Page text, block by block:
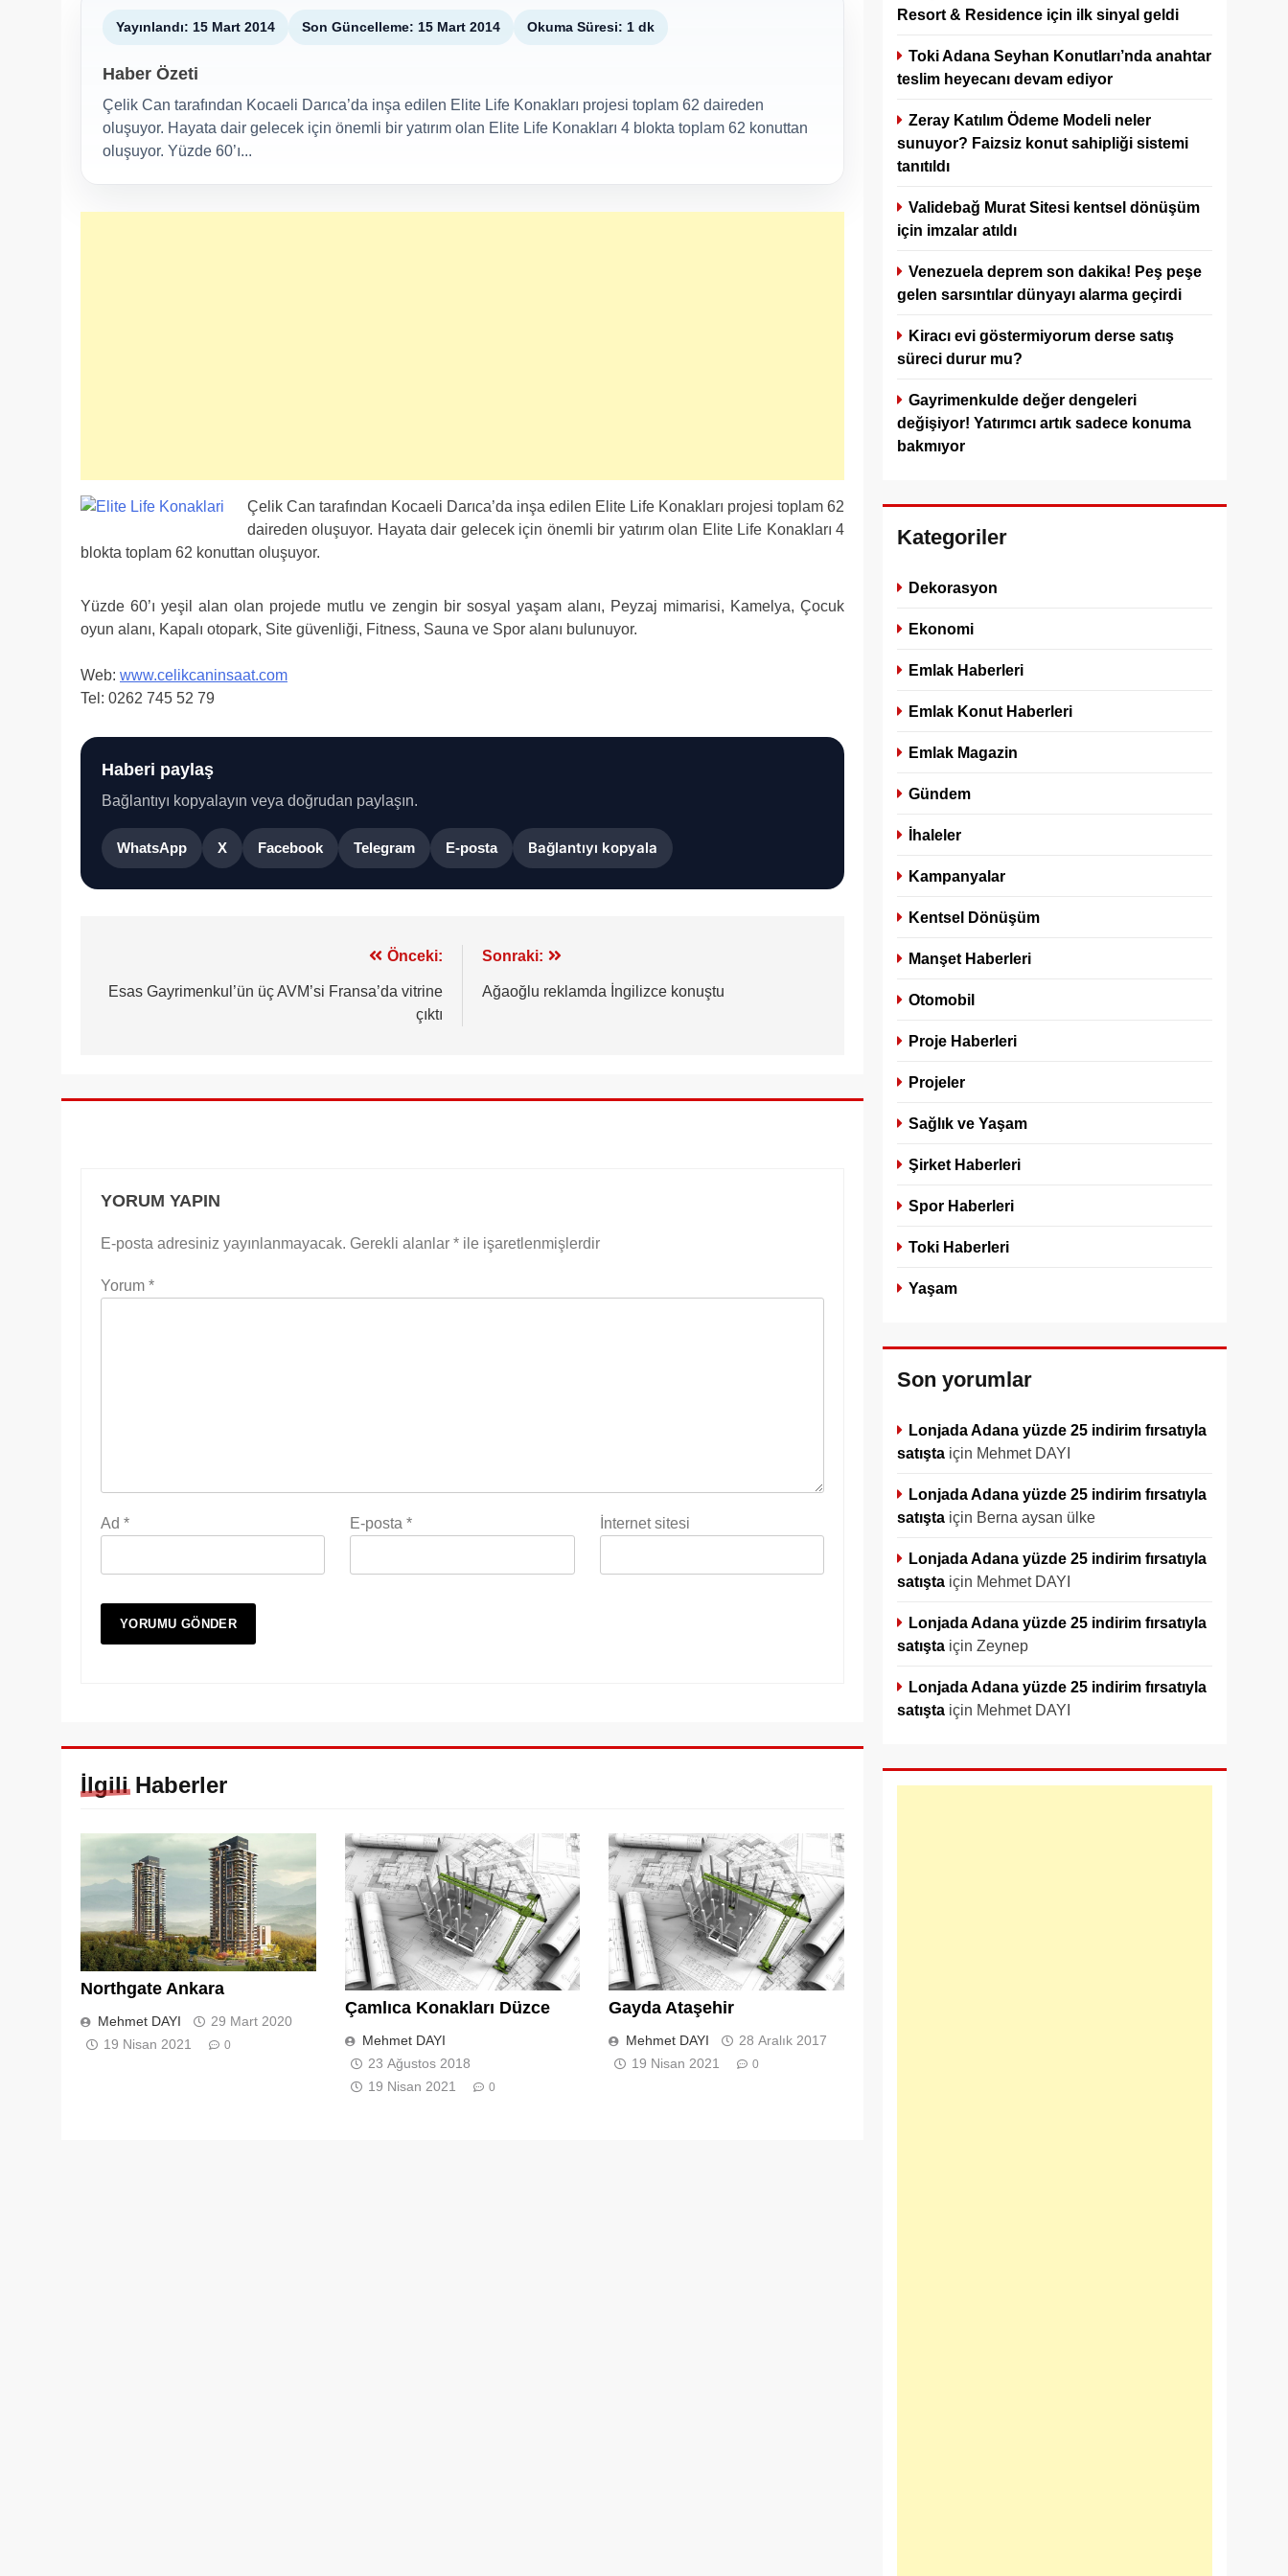
Yayınlandı: 15 Mart 2014 Son Güncelleme: 15 Mart 2014 Okuma Süresi: 1 dk
Haber Özeti
Çelik Can tarafından Kocaeli Darıca’da inşa edilen Elite Life Konakları projesi toplam 62 daireden
oluşuyor. Hayata dair gelecek için önemli bir yatırım olan Elite Life Konakları 4 blokta toplam 62 konuttan
oluşuyor. Yüzde 60’ı...
Çelik Can tarafından Kocaeli Darıca’da inşa edilen Elite Life Konakları projesi toplam 62
daireden oluşuyor. Hayata dair gelecek için önemli bir yatırım olan Elite Life Konakları 4
blokta toplam 62 konuttan oluşuyor.
Yüzde 60’ı yeşil alan olan projede mutlu ve zengin bir sosyal yaşam alanı, Peyzaj mimarisi, Kamelya, Çocuk
oyun alanı, Kapalı otopark, Site güvenliği, Fitness, Sauna ve Spor alanı bulunuyor.
Web: www.celikcaninsaat.com
Tel: 0262 745 52 79
Haberi paylaş
Bağlantıyı kopyalayın veya doğrudan paylaşın.
WhatsApp X Facebook Telegram E-posta Bağlantıyı kopyala
gezinmesi
Önceki:
Esas Gayrimenkul’ün üç AVM’si Fransa’da vitrine
çıktı
Sonraki:
Ağaoğlu reklamda İngilizce konuştu
YORUM YAPIN
E-posta adresiniz yayınlanmayacak. Gerekli alanlar * ile işaretlenmişlerdir
Yorum *
Ad * E-posta* İnternet sitesi
İlgili Haberler
Northgate Ankara
Mehmet DAYI
29 Mart 2020
19 Nisan 2021
0
Çamlıca Konakları Düzce
Mehmet DAYI
23 Ağustos 2018
19 Nisan 2021
0
Gayda Ataşehir
Mehmet DAYI
28 Aralık 2017
19 Nisan 2021
0
Resort & Residence için ilk sinyal geldi
Toki Adana Seyhan Konutları’nda anahtar
teslim heyecanı devam ediyor
Zeray Katılım Ödeme Modeli neler
sunuyor? Faizsiz konut sahipliği sistemi
tanıtıldı
Validebağ Murat Sitesi kentsel dönüşüm
için imzalar atıldı
Venezuela deprem son dakika! Peş peşe
gelen sarsıntılar dünyayı alarma geçirdi
Kiracı evi göstermiyorum derse satış
süreci durur mu?
Gayrimenkulde değer dengeleri
değişiyor! Yatırımcı artık sadece konuma
bakmıyor
Kategoriler
Dekorasyon
Ekonomi
Emlak Haberleri
Emlak Konut Haberleri
Emlak Magazin
Gündem
İhaleler
Kampanyalar
Kentsel Dönüşüm
Manşet Haberleri
Otomobil
Proje Haberleri
Projeler
Sağlık ve Yaşam
Şirket Haberleri
Spor Haberleri
Toki Haberleri
Yaşam
Son yorumlar
Lonjada Adana yüzde 25 indirim fırsatıyla
satışta için Mehmet DAYI
Lonjada Adana yüzde 25 indirim fırsatıyla
satışta için Berna aysan ülke
Lonjada Adana yüzde 25 indirim fırsatıyla
satışta için Mehmet DAYI
Lonjada Adana yüzde 25 indirim fırsatıyla
satışta için Zeynep
Lonjada Adana yüzde 25 indirim fırsatıyla
satışta için Mehmet DAYI